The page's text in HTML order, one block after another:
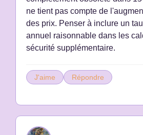
ne tient pas compte de
des prix. Penser à inclure un
annuel raisonnable dans les
sécurité supplémentaire.
J'aime Répondre